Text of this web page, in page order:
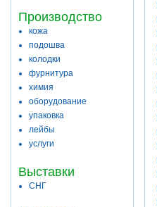
Производство
кожа
подошва
колодки
фурнитура
химия
оборудование
упаковка
лейбы
услуги
Выставки
СНГ